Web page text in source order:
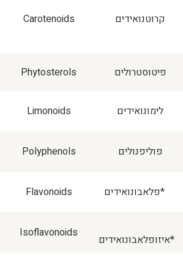
קרוטנואידים Carotenoids
פיטוסטרולים Phytosterols
לימונואידים Limonoids
פוליפנולים Polyphenols
*פלאבונואידים Flavonoids
*איזופלאבונואידים Isoflavonoids